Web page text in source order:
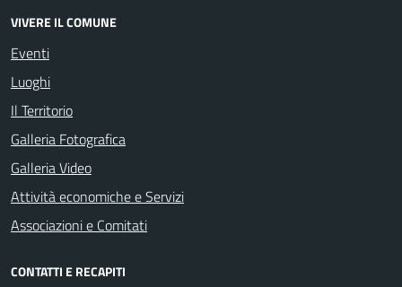
VIVERE IL COMUNE
Eventi
Luoghi
Il Territorio
Galleria Fotografica
Galleria Video
Attività economiche e Servizi
Associazioni e Comitati
CONTATTI E RECAPITI